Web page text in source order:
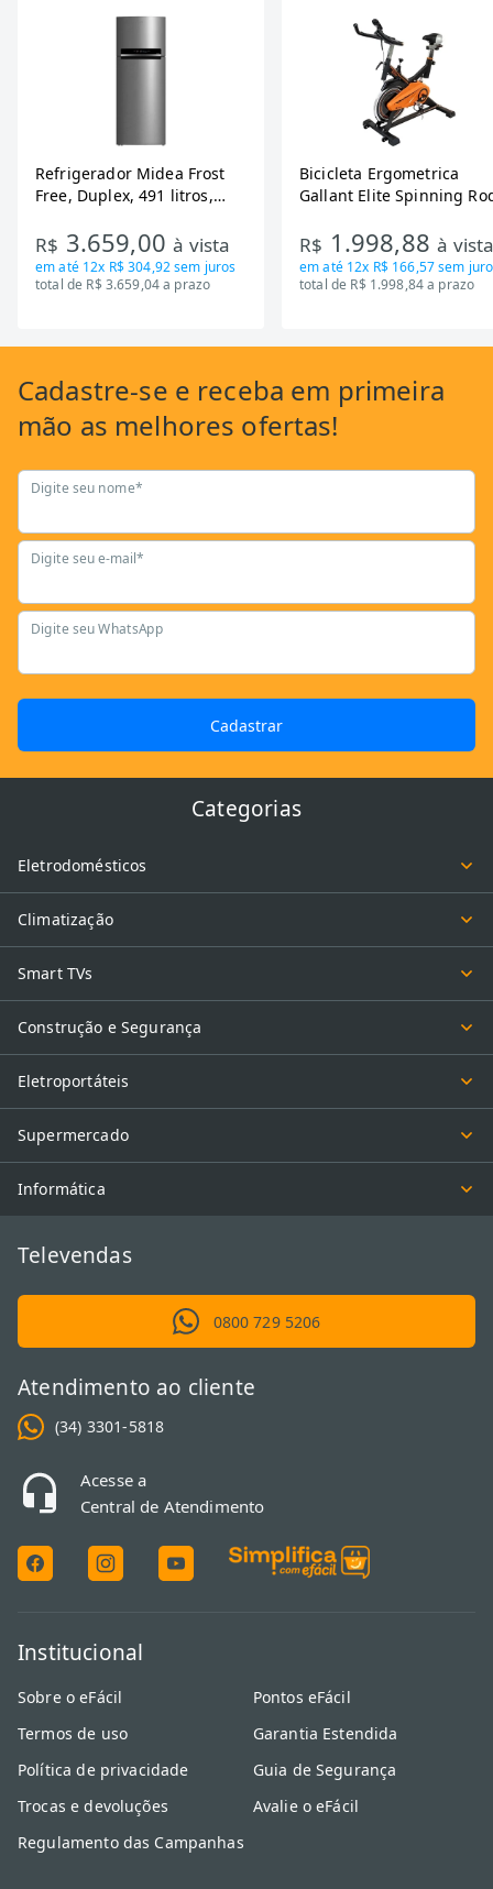
Refrigerador Midea Frost
Free, Duplex, 491 litros,
RT650EVK463)
R$ 3.659,00à vista
em até 12x R$ 304,92sem juros
total de R$ 3.659,04 a prazo
Bicicleta Ergometrica
Gallant Elite Spinning
Mecanica GSB13HBTA-PT
R$ 1.998,88à
em até 12x R$ 166,57sem
total de R$ 1.998,84 a prazo
Cadastre-se e receba em primeira
mão as melhores ofertas!
Digite seu nome*
Digite seu e-mail*
Digite seu WhatsApp
Cadastrar
Categorias
Eletrodomésticos
Climatização
Smart TVs
Construção e Segurança
Eletroportáteis
Supermercado
Informática
Televendas
0800 729 5206
Atendimento ao cliente
(34) 3301-5818
Acesse a
Central de Atendimento
Institucional
Sobre o eFácil
Termos de uso
Política de privacidade
Trocas e devoluções
Regulamento das Campanhas
Pontos eFácil
Garantia Estendida
Guia de Segurança
Avalie o eFácil